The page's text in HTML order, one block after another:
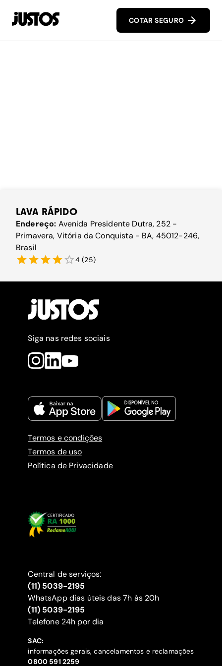
COTAR SEGURO
LAVA RÁPIDO
Endereço: Avenida Presidente Dutra, 252 -
Primavera, Vitória da Conquista - BA, 45012-246,
Brasil
4 (25)
Siga nas redes sociais
Termos e condições
Termos de uso
Política de Privacidade
Central de serviços:
(11) 5039-2195
WhatsApp dias úteis das 7h às 20h
(11) 5039-2195
‍Telefone 24h por dia
SAC:
informações gerais, cancelamentos e reclamações
‍0800 591 2259